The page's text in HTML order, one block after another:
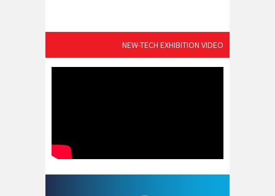
NEW-TECH EXHIBITION VIDEO